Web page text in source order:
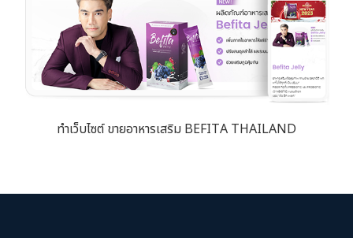
ทำเว็บไซต์ ขายอาหารเสริม BEFITA THAILAND